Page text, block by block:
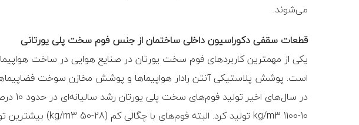
می‌شوند.
قطعات سقفی دکوراسیون داخلی ساختمان از جنس فوم سخت پلی یورتانی
یکی از مهمترین کاربرد‏های فوم سخت یورتان در صنایع هوایی در ساخت
است. پوشش پلاستیکی آنتن رادار هواپیما‏ها و پوشش مخازن سوخت
در
kg/m3 1100-10 تولید کرد. البته فوم‏‌های با چگالی کم (kg/m3 50-28) بیشترین تولید و مصرف را در بین فوم سخت پلی یورتان به خود اختصاص داده‌اند.